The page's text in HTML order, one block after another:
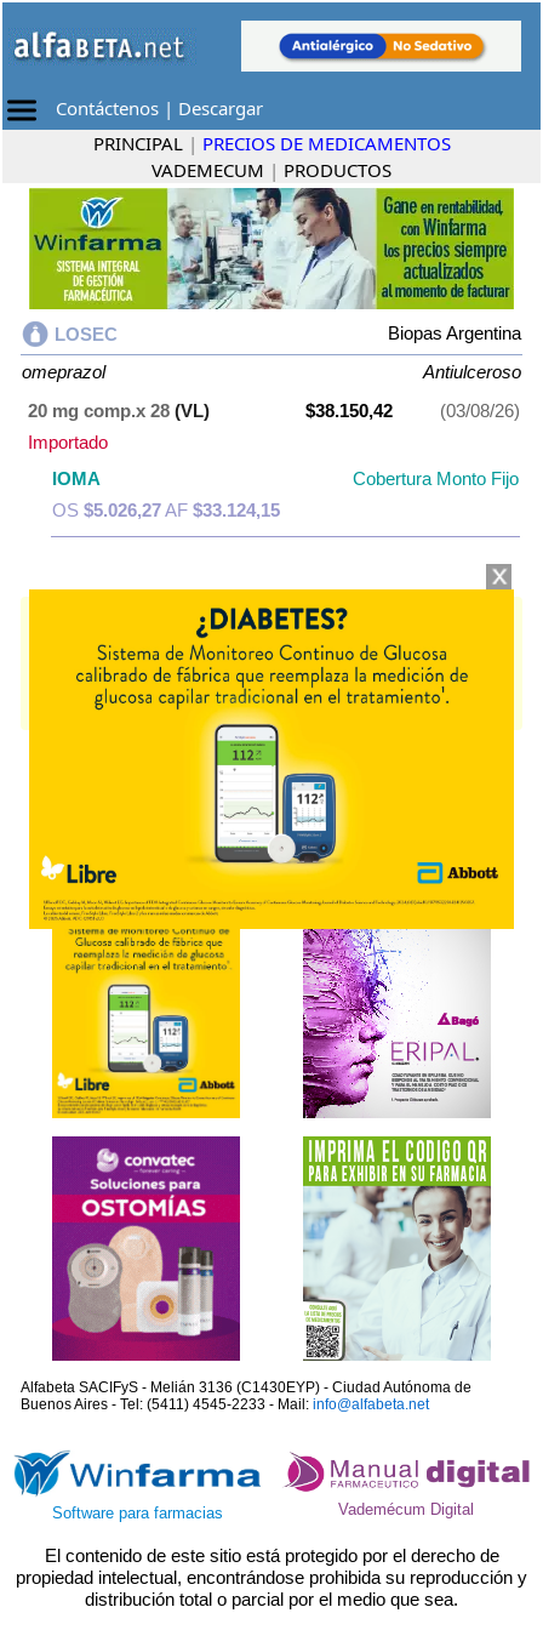
Contáctenos | Descargar
PRINCIPAL | PRECIOS DE MEDICAMENTOS
VADEMECUM | PRODUCTOS
LOSEC
Biopas Argentina
omeprazol
Antiulceroso
20 mg comp.x 28 (VL) $38.150,42
(03/08/26)
Importado
IOMA
Cobertura Monto Fijo
OS $5.026,27AF $33.124,15
omeprazol y se indica como Antiulceroso
producido por
Biopas Argentina
y cuenta con 1 presentación
disponible.
Producto importado.
Otros productos conomeprazol
Otros productos deBiopas Argentina
Alfabeta SACIFyS - Melián 3136 (C1430EYP) - Ciudad Autónoma de
Buenos Aires - Tel: (5411) 4545-2233 - Mail: info@alfabeta.net
Software para farmacias Vademécum Digital
El contenido de este sitio está protegido por el derecho de
propiedad intelectual, encontrándose prohibida su reproducción y
distribución total o parcial por el medio que sea.